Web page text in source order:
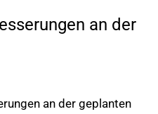
an der
an der geplanten